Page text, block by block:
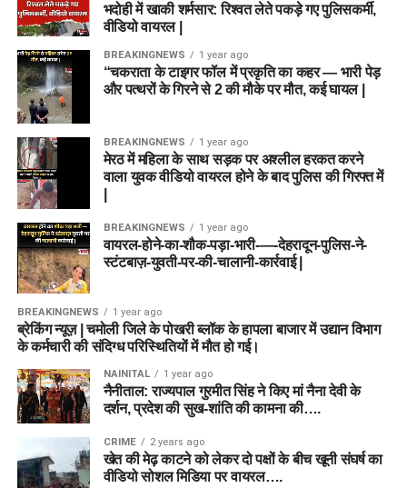
भदोही में खाकी शर्मसार: रिश्वत लेते पकड़े गए पुलिसकर्मी,
वीडियो वायरल |
BREAKINGNEWS 1 year ago
“चकराता के टाइगर फॉल में प्रकृति का कहर — भारी पेड़
और पत्थरों के गिरने से 2 की मौके पर मौत, कई घायल |
BREAKINGNEWS 1 year ago
मेरठ में महिला के साथ सड़क पर अश्लील हरकत करने
वाला युवक वीडियो वायरल होने के बाद पुलिस की गिरफ्त में
BREAKINGNEWS 1 year ago
वायरल-होने-का-शौक-पड़ा-भारी-—-देहरादून-पुलिस-ने-
स्टंटबाज़-युवती-पर-की-चालानी-कार्रवाई |
BREAKINGNEWS 1 year ago
ब्रेकिंग न्यूज़ | चमोली जिले के पोखरी ब्लॉक के हापला बाजार में उद्यान विभाग
के कर्मचारी की संदिग्ध परिस्थितियों में मौत हो गई।
NAINITAL 1 year ago
नैनीताल: राज्यपाल गुरमीत सिंह ने किए मां नैना देवी के
दर्शन, प्रदेश की सुख-शांति की कामना की….
CRIME 2 years ago
खेत की मेढ़ काटने को लेकर दो पक्षों के बीच खूनी संघर्ष का
वीडियो सोशल मिडिया पर वायरल….